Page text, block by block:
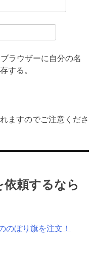
ラウザーに自分の名
する。
ますのでご注意くださ
頼するなら
のぼり旗を注文！